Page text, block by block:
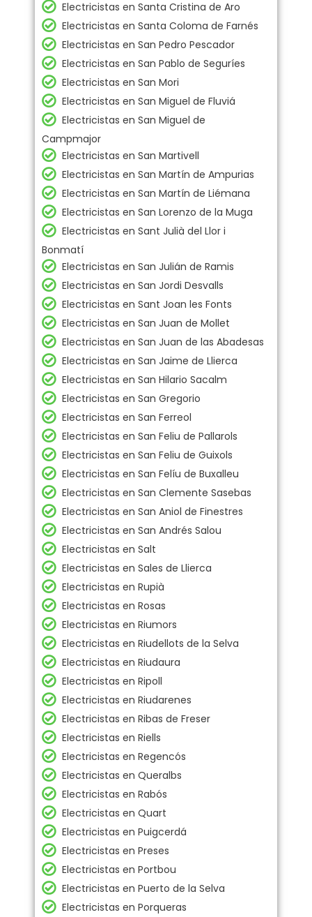
Electricistas en Santa Cristina de Aro
Electricistas en Santa Coloma de Farnés
Electricistas en San Pedro Pescador
Electricistas en San Pablo de Seguríes
Electricistas en San Mori
Electricistas en San Miguel de Fluviá
Electricistas en San Miguel de
Campmajor
Electricistas en San Martivell
Electricistas en San Martín de Ampurias
Electricistas en San Martín de Liémana
Electricistas en San Lorenzo de la Muga
Electricistas en Sant Julià del Llor i
Bonmatí
Electricistas en San Julián de Ramis
Electricistas en San Jordi Desvalls
Electricistas en Sant Joan les Fonts
Electricistas en San Juan de Mollet
Electricistas en San Juan de las Abadesas
Electricistas en San Jaime de Llierca
Electricistas en San Hilario Sacalm
Electricistas en San Gregorio
Electricistas en San Ferreol
Electricistas en San Feliu de Pallarols
Electricistas en San Feliu de Guixols
Electricistas en San Felíu de Buxalleu
Electricistas en San Clemente Sasebas
Electricistas en San Aniol de Finestres
Electricistas en San Andrés Salou
Electricistas en Salt
Electricistas en Sales de Llierca
Electricistas en Rupià
Electricistas en Rosas
Electricistas en Riumors
Electricistas en Riudellots de la Selva
Electricistas en Riudaura
Electricistas en Ripoll
Electricistas en Riudarenes
Electricistas en Ribas de Freser
Electricistas en Riells
Electricistas en Regencós
Electricistas en Queralbs
Electricistas en Rabós
Electricistas en Quart
Electricistas en Puigcerdá
Electricistas en Preses
Electricistas en Portbou
Electricistas en Puerto de la Selva
Electricistas en Porqueras